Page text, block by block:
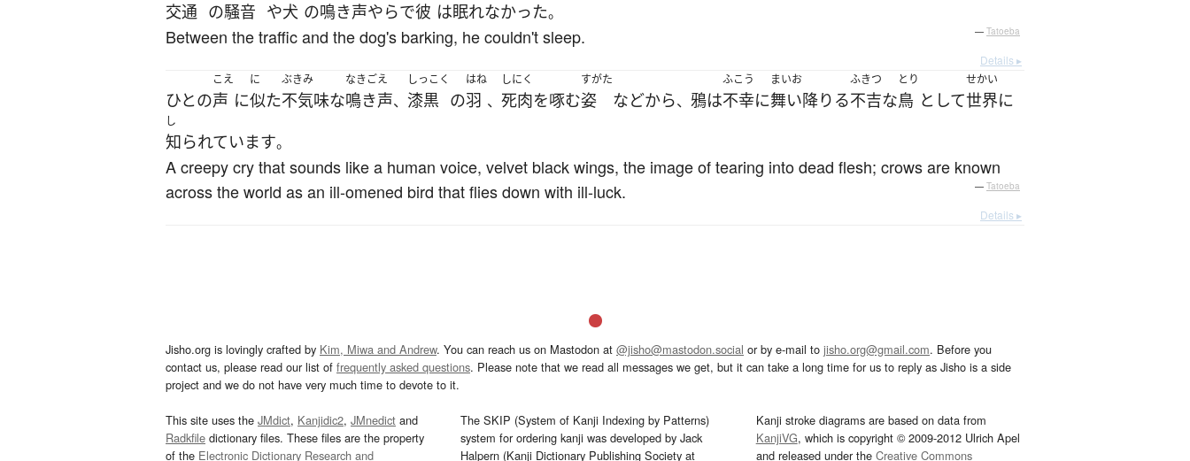
交通 の騒音 や犬 の鳴き声やらで彼 は眠れなかった。
Between the traffic and the dog's barking, he couldn't sleep. — Tatoeba
Details ▸
ひとの
こえ
声 に
に
似た
ぶきみ
不気味な
なきごえ
鳴き声、
しっこく
漆黒 の
はね
羽 、
しにく
死肉を啄む
すがた
姿 などから、 鴉は
ふこう
不幸に
まいお
舞い降りる
ふきつ
不吉な
とり
鳥 として
せかい
世界に
し
知られています。
A creepy cry that sounds like a human voice, velvet black wings, the image of tearing into dead flesh; crows are known
across the world as an ill-omened bird that flies down with ill-luck.
— Tatoeba
Details ▸
Jisho.org is lovingly crafted by Kim, Miwa and Andrew. You can reach us on Mastodon at @jisho@mastodon.social or by e-mail to jisho.org@gmail.com. Before you
contact us, please read our list of frequently asked questions. Please note that we read all messages we get, but it can take a long time for us to reply as Jisho is a side
project and we do not have very much time to devote to it.
This site uses the JMdict, Kanjidic2, JMnedict and
Radkfile dictionary files. These files are the property
of the Electronic Dictionary Research and
The SKIP (System of Kanji Indexing by Patterns)
system for ordering kanji was developed by Jack
Halpern (Kanji Dictionary Publishing Society at
Kanji stroke diagrams are based on data from
KanjiVG, which is copyright © 2009-2012 Ulrich Apel
and released under the Creative Commons